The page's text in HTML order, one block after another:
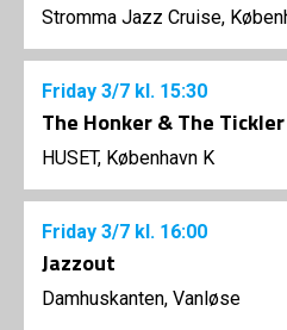
Stromma Jazz Cruise,
Friday 3/7 kl. 15:30
The Honker & The
HUSET, København K
Friday 3/7 kl. 16:00
Jazzout
Damhuskanten, Vanløse